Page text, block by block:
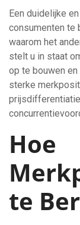
Een duidelijke
consumenten te
waarom het
stelt u in staat
op te bouwen
sterke
Hoe
te